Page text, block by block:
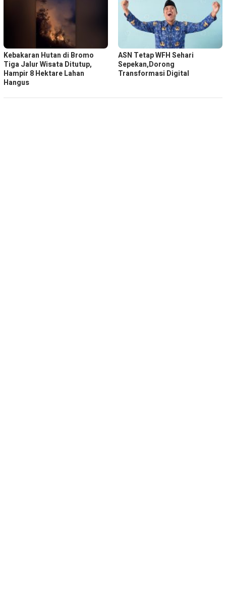
Kebakaran Hutan di Bromo
Tiga Jalur Wisata Ditutup,
Hampir 8 Hektare Lahan
Hangus
ASN Tetap WFH Sehari
Sepekan,Dorong
Transformasi Digital